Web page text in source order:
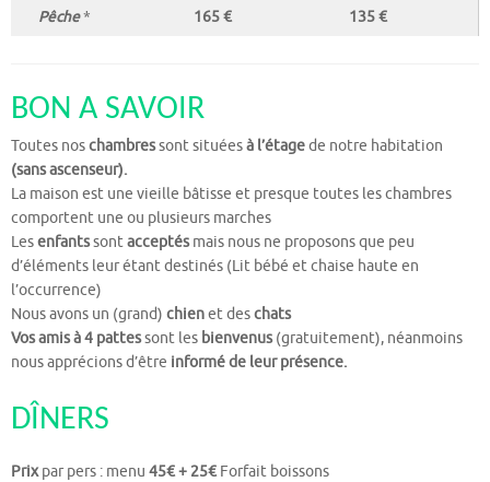
Pêche* 165 € 135 €
BON A SAVOIR
Toutes noschambressont situéesà l’étagede notre habitation
(sans ascenseur).
La maison est une vieille bâtisse et presque toutes les chambres
comportent une ou plusieurs marches
Lesenfantssontacceptésmais nous ne proposons que peu
d’éléments leur étant destinés (Lit bébé et chaise haute en
l’occurrence)
Nous avons un (grand) chienet deschats
Vos amis à 4 pattessont les bienvenus(gratuitement), néanmoins
nous apprécions d’être informé de leur présence.
DÎNERS
Prixpar pers : menu 45€ + 25€Forfait boissons